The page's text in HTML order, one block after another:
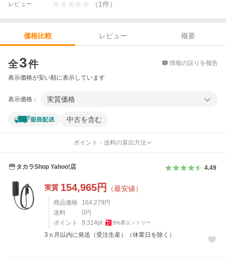
レビュー （1件）
価格比較 レビュー
概要
全3件 情報の誤りを報告
表示価格が安い順に表示しています
表示価格： 実質価格
中古を含む
ポイント・送料の算出方法
タカラShop Yahoo!店 4.49
実質 154,965円 （最安値）
商品価格 164,279 円
送料
0 円
ポイント
9,314pt 9%要エントリー
3ヵ月以内に発送（受注生産）（休業日を除く）